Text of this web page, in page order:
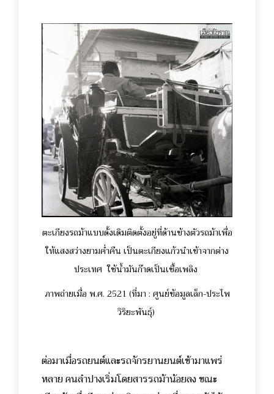
ตะเกียงรถม้าแบบดั้งเดิมติดตั้งอยู่ที่ด้านข้างตัวรถม้าเพื่อ
ให้แสงสว่างยามค่ำคืน เป็นตะเกียงแก้วนำเข้าจากต่าง
ประเทศ ใช้น้ำมันก๊าดเป็นเชื้อเพลิง
ภาพถ่ายเมื่อ พ.ศ. 2521 (ที่มา : ศูนย์ข้อมูลเล็ก-ประไพ
วิริยะพันธุ์)
ต่อมาเมื่อรถยนต์และรถจักรยานยนต์เข้ามาแพร่
หลาย คนลำปางเริ่มโดยสารรถม้าน้อยลง ขณะ